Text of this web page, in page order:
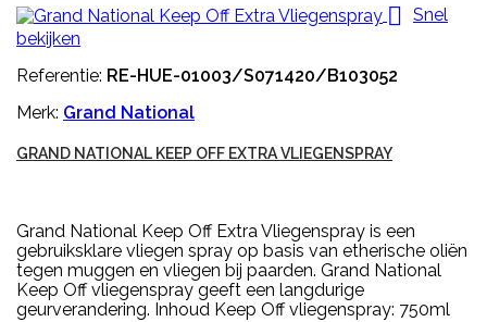
 Snel
bekijken
Referentie: RE-HUE-01003/S071420/B103052
Merk: Grand National
GRAND NATIONAL KEEP OFF EXTRA VLIEGENSPRAY
Grand National Keep Off Extra Vliegenspray is een
gebruiksklare vliegen spray op basis van etherische oliën
tegen muggen en vliegen bij paarden. Grand National
Keep Off vliegenspray geeft een langdurige
geurverandering. Inhoud Keep Off vliegenspray: 750ml